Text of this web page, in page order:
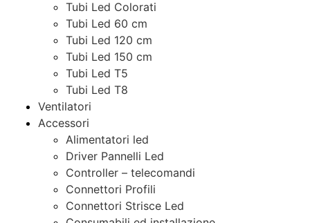
Tubi Led Colorati
Tubi Led 60 cm
Tubi Led 120 cm
Tubi Led 150 cm
Tubi Led T5
Tubi Led T8
Ventilatori
Accessori
Alimentatori led
Driver Pannelli Led
Controller – telecomandi
Connettori Profili
Connettori Strisce Led